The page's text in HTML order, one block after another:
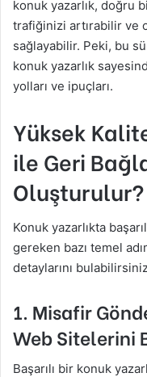
konuk yazarlık, doğru
trafiğinizi artırabilir ve
sağlayabilir. Peki, bu
konuk yazarlık
yolları ve ipuçları.
Yüksek
ile Geri
Oluşturulur?
Konuk yazarlıkta
gereken bazı temel
detaylarını
1. Misafir
Web Sitelerini
Başarılı bir konuk